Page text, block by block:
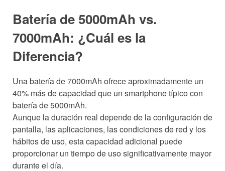
Batería de 5000mAh vs.
7000mAh: ¿Cuál es la
Diferencia?
Una batería de 7000mAh ofrece aproximadamente un
40% más de capacidad que un smartphone típico con
batería de 5000mAh.
Aunque la duración real depende de la configuración de
pantalla, las aplicaciones, las condiciones de red y los
hábitos de uso, esta capacidad adicional puede
proporcionar un tiempo de uso significativamente mayor
durante el día.